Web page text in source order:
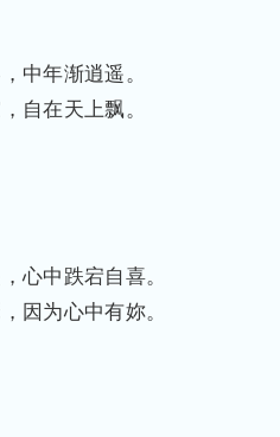
中年渐逍遥。
自在天上飘。
心中跌宕自喜。
因为心中有妳。